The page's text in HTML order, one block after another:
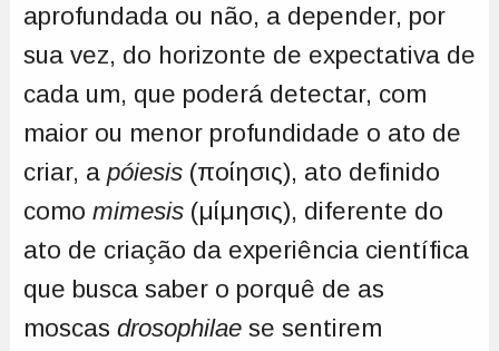
aprofundada ou não, a depender, por
sua vez, do horizonte de expectativa de
cada um, que poderá detectar, com
maior ou menor profundidade o ato de
criar, a póiesis(ποίησις), ato definido
como mimesis(μίμησις), diferente do
ato de criação da experiência científica
que busca saber o porquê de as
moscas drosophilaese sentirem